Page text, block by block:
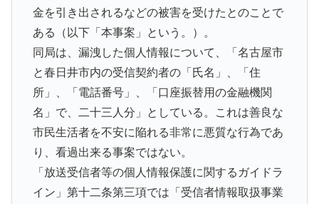
金を引き出されるなどの被害を受けたとのことで
ある（以下「本事案」という。）。
同局は、漏洩した個人情報について、「名古屋市
と春日井市内の受信契約者の「氏名」、「住
所」、「電話番号」、「口座振替用の金融機関
名」で、二十三人分」としている。これは善良な
市民生活者を不安に陥れる非常に悪質な行為であ
り、看過出来る事案ではない。
「放送受信者等の個人情報保護に関するガイドラ
イン」第十二条第三項では「受信者情報取扱事業